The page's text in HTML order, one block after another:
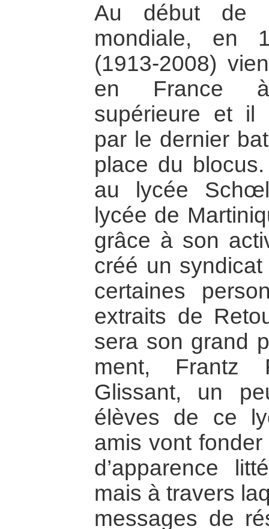
Au début de
mondiale, en
(1913-2008)
en France à
supérieure et il
par le dernier
place du
au lycée
lycée de
grâce à son
créé un syndicat
certaines
extraits de
sera son grand
ment, Frantz
Glissant, un
élèves de ce
amis vont
d’apparence
mais à travers
messages de